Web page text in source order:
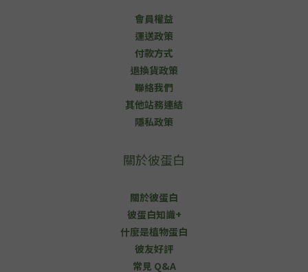
會員權益
運送政策
付款方式
退換貨政策
聯絡我們
其他站務連結
隱私政策
關於彼蛋白
關於彼蛋白
彼蛋白知識+
什麼是植物蛋白
彼友好評
常見 Q&A